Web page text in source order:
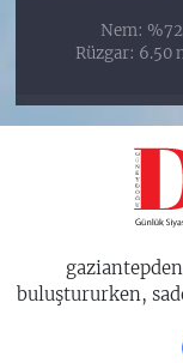
Nem: %72
Rüzgar: 6.50
buluştururken,